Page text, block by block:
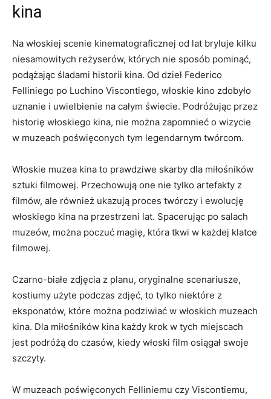
kina
Na włoskiej⁤ scenie kinematograficznej od lat bryluje kilku⁤
niesamowitych⁢ reżyserów, których ⁣nie sposób pominąć,
podążając śladami historii kina. Od dzieł Federico
‍Felliniego po ‍Luchino Viscontiego, włoskie kino zdobyło
uznanie ​i⁤ uwielbienie na⁣ całym świecie. Podróżując ‍przez
historię włoskiego kina, nie można⁣ zapomnieć⁣ o wizycie​
w muzeach​ poświęconych tym legendarnym twórcom.
Włoskie muzea​ kina to ​prawdziwe skarby dla miłośników
sztuki filmowej. ⁣Przechowują one⁢ nie tylko artefakty⁣ z
filmów, ale⁢ również ⁤ukazują ⁣proces twórczy i ewolucję⁢
włoskiego kina na‍ przestrzeni ‍lat. Spacerując po salach
muzeów, można poczuć ​magię, która tkwi w każdej klatce
filmowej.
Czarno-białe zdjęcia z planu, oryginalne scenariusze,
kostiumy użyte⁣ podczas zdjęć, to tylko niektóre z
eksponatów, ‌które można⁢ podziwiać w​ włoskich muzeach
kina. Dla miłośników ⁣kina ‌każdy krok w tych ‍miejscach
⁤jest ​podróżą⁢ do​ czasów, kiedy włoski film osiągał swoje
szczyty.
W muzeach poświęconych ⁣Felliniemu ⁣czy Viscontiemu,